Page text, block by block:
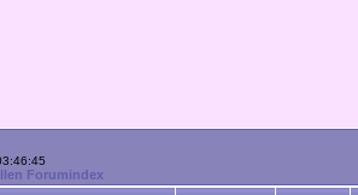
Forumindex